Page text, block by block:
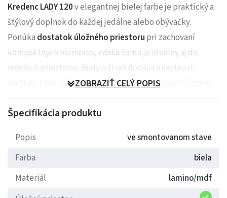
Kredenc LADY 120v elegantnej bielej farbe je praktický a
štýlový doplnok do každej jedálne alebo obývačky.
Ponúka dostatok úložného priestoru pri zachovaní
kompaktných rozmerov, vďaka čomu je ideálny aj do
menších priestorov. Biely odtieň dodáva miestnosti
svetlosť a pocit čistoty, pričom dizajn s jemnými líniami
Je to nábytok, ktorý spája funkčnosť s estetikou –
kredenc LADY 120 je ideálny na uloženie riadu, dekorácií,
kuchynských pomôcok alebo sezónnych doplnkov,
ZOBRAZIŤ CELÝ POPIS
Špecifikácia produktu
Popis
ve smontovanom stave
Farba
biela
Materiál
lamino/mdf